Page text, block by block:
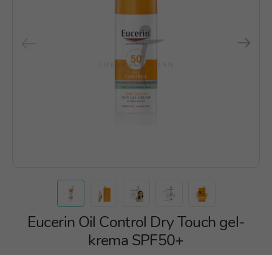
Eucerin Oil Control Dry Touch gel-
krema SPF50+